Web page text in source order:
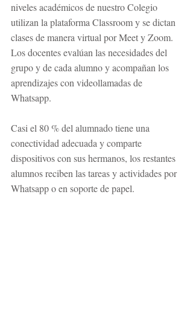
niveles académicos de nuestro Colegio
utilizan la plataforma Classroom y se dictan
clases de manera virtual por Meet y Zoom.
Los docentes evalúan las necesidades del
grupo y de cada alumno y acompañan los
aprendizajes con videollamadas de
Whatsapp.
Casi el 80 % del alumnado tiene una
conectividad adecuada y comparte
dispositivos con sus hermanos, los restantes
alumnos reciben las tareas y actividades por
Whatsapp o en soporte de papel.